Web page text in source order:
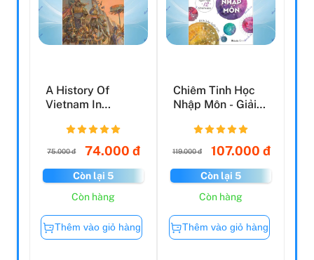
A History Of
Vietnam In
Colour) - Lý ...
75.000 đ 74.000 đ
Còn lại 5
Còn hàng
Thêm vào giỏ hàng
Chiêm Tinh Học
Nhập Môn - Giải
Chòm...
119.000 đ 107.000 đ
Còn lại 5
Còn hàng
Thêm vào giỏ hàng